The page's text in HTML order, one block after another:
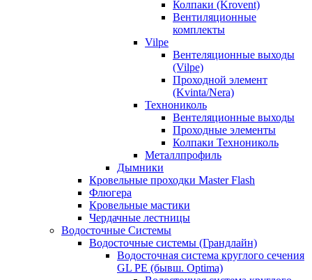
Колпаки (Krovent)
Вентиляционные
комплекты
Vilpe
Вентеляционные выходы
(Vilpe)
Проходной элемент
(Kvinta/Nera)
Технониколь
Вентеляционные выходы
Проходные элементы
Колпаки Технониколь
Металлпрофиль
Дымники
Кровельные проходки Master Flash
Флюгера
Кровельные мастики
Чердачные лестницы
Водосточные Системы
Водосточные системы (Грандлайн)
Водосточная система круглого сечения
GL PE (бывш. Optima)